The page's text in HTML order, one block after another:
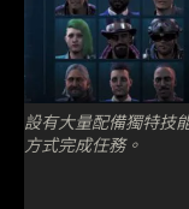
設有大量配備獨特技
方式完成任務。